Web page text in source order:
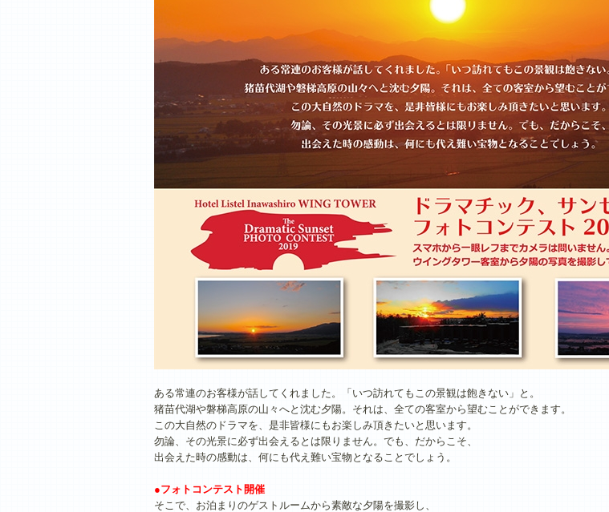
ある常連のお客様が話してくれました。「いつ訪れてもこの景観は飽きない」と。
猪苗代湖や磐梯高原の山々へと沈む夕陽。それは、全ての客室から望むことができます。
この大自然のドラマを、是非皆様にもお楽しみ頂きたいと思います。
勿論、その光景に必ず出会えるとは限りません。でも、だからこそ、
出会えた時の感動は、何にも代え難い宝物となることでしょう。
●フォトコンテスト開催
そこで、お泊まりのゲストルームから素敵な夕陽を撮影し、